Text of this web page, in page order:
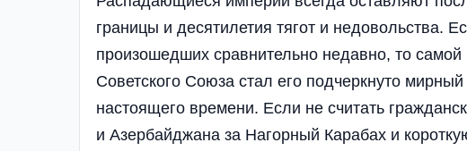
границы и десятилетия тягот и недовольства.
произошедших сравнительно недавно, то
Советского Союза стал его подчеркнуто
настоящего времени. Если не считать
и Азербайджана за Нагорный Карабах и